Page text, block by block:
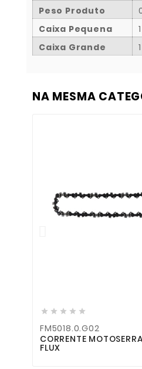
Peso Produto
Caixa Pequena
Caixa Grande
NA MESMA
    
FM5018.0.G02
CORRENTE
FLUX